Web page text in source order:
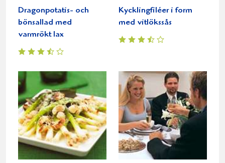
Dragonpotatis- och
bönsallad med
varmrökt lax
Kycklingfiléer i form
med vitlökssås